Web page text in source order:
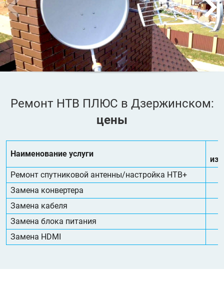
Ремонт НТВ ПЛЮС в Дзержинском:
цены
Наименование услуги
Ремонт спутниковой антенны/настройка НТВ+
Замена конвертера
Замена кабеля
Замена блока питания
Замена HDMI